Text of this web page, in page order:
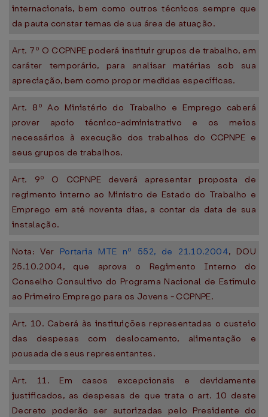
internacionais, bem como outros técnicos sempre que
da pauta constar temas de sua área de atuação.
Art. 7º O CCPNPE poderá instituir grupos de trabalho, em
caráter temporário, para analisar matérias sob sua
apreciação, bem como propor medidas específicas.
Art. 8º Ao Ministério do Trabalho e Emprego caberá
prover apoio técnico-administrativo e os meios
necessários à execução dos trabalhos do CCPNPE e
seus grupos de trabalhos.
Art. 9º O CCPNPE deverá apresentar proposta de
regimento interno ao Ministro de Estado do Trabalho e
Emprego em até noventa dias, a contar da data de sua
instalação.
Nota: Ver Portaria MTE nº 552, de 21.10.2004, DOU
25.10.2004, que aprova o Regimento Interno do
Conselho Consultivo do Programa Nacional de Estímulo
ao Primeiro Emprego para os Jovens - CCPNPE.
Art. 10. Caberá às instituições representadas o custeio
das despesas com deslocamento, alimentação e
pousada de seus representantes.
Art. 11. Em casos excepcionais e devidamente
justificados, as despesas de que trata o art. 10 deste
Decreto poderão ser autorizadas pelo Presidente do